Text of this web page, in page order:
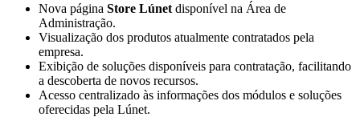
Nova página Store Lúnet disponível na Área de
Administração.
Visualização dos produtos atualmente contratados pela
empresa.
Exibição de soluções disponíveis para contratação, facilitando
a descoberta de novos recursos.
Acesso centralizado às informações dos módulos e soluções
oferecidas pela Lúnet.